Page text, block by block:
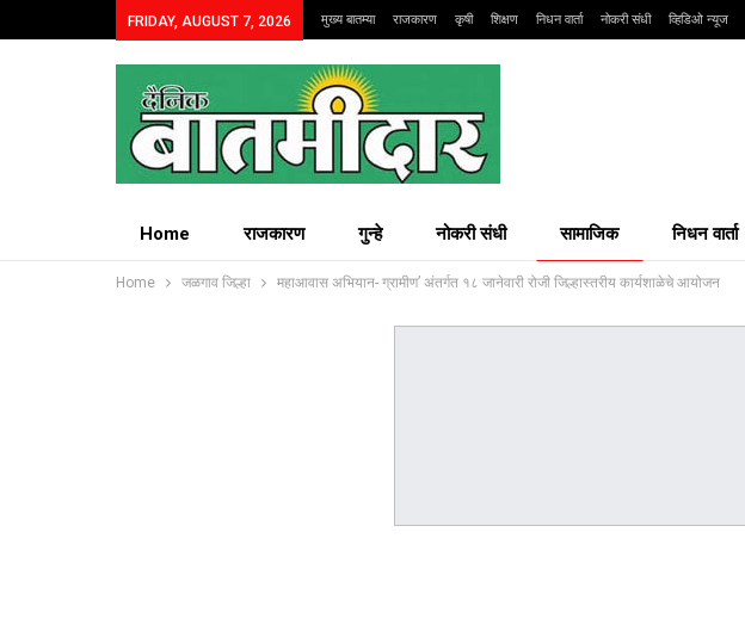
FRIDAY, AUGUST 7, 2026 मुख्य बातम्या राजकारण कृषी शिक्षण निधन वार्ता नोकरी संधी व्हिडिओ न्यूज
Home राजकारण गुन्हे नोकरी संधी सामाजिक निधन वार्ता
Home जळगाव जिल्हा महाआवास अभियान- ग्रामीण’ अंतर्गत १८ जानेवारी रोजी जिल्हास्तरीय कार्यशाळेचे आयोजन